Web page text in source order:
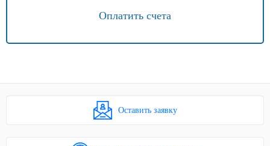
Оплатить счета
Оставить заявку